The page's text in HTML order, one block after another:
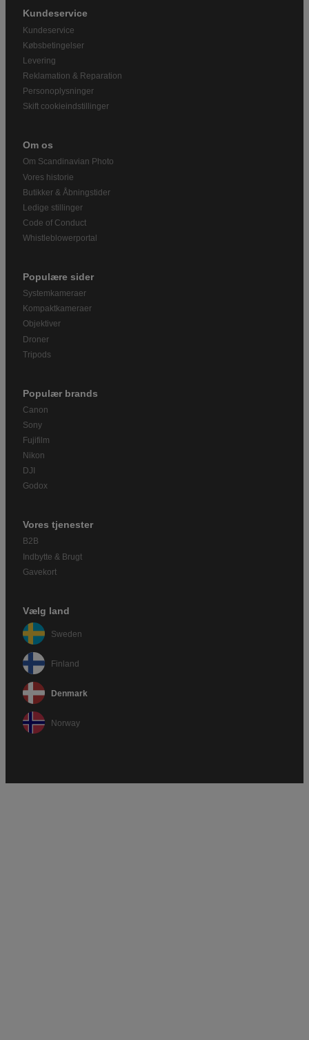
Kundeservice
Kundeservice
Købsbetingelser
Levering
Reklamation & Reparation
Personoplysninger
Skift cookieindstillinger
Om os
Om Scandinavian Photo
Vores historie
Butikker & Åbningstider
Ledige stillinger
Code of Conduct
Whistleblowerportal
Populære sider
Systemkameraer
Kompaktkameraer
Objektiver
Droner
Tripods
Populær brands
Canon
Sony
Fujifilm
Nikon
DJI
Godox
Vores tjenester
B2B
Indbytte & Brugt
Gavekort
Vælg land
Sweden
Finland
Denmark
Norway